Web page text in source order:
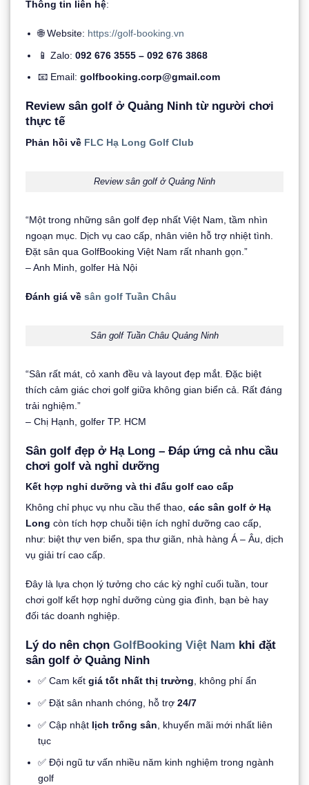
Thông tin liên hệ:
🌐 Website: https://golf-booking.vn
📱 Zalo:092 676 3555 – 092 676 3868
📧 Email:golfbooking.corp@gmail.com
Review sân golf ở Quảng Ninh từ người chơi
thực tế
Phản hồi về FLC Hạ Long Golf Club
Review sân golf ở Quảng Ninh
“Một trong những sân golf đẹp nhất Việt Nam, tầm nhìn
ngoạn mục. Dịch vụ cao cấp, nhân viên hỗ trợ nhiệt tình.
Đặt sân qua GolfBooking Việt Nam rất nhanh gọn.”
– Anh Minh, golfer Hà Nội
Đánh giá về sân golf Tuần Châu
Sân golf Tuần Châu Quảng Ninh
“Sân rất mát, cỏ xanh đều và layout đẹp mắt. Đặc biệt
thích cảm giác chơi golf giữa không gian biển cả. Rất đáng
trải nghiệm.”
– Chị Hạnh, golfer TP. HCM
Sân golf đẹp ở Hạ Long – Đáp ứng cả nhu cầu
chơi golf và nghỉ dưỡng
Kết hợp nghỉ dưỡng và thi đấu golf cao cấp
Không chỉ phục vụ nhu cầu thể thao, các sân golf ở Hạ
Long còn tích hợp chuỗi tiện ích nghỉ dưỡng cao cấp,
như: biệt thự ven biển, spa thư giãn, nhà hàng Á – Âu, dịch
vụ giải trí cao cấp.
Đây là lựa chọn lý tưởng cho các kỳ nghỉ cuối tuần, tour
chơi golf kết hợp nghỉ dưỡng cùng gia đình, bạn bè hay
đối tác doanh nghiệp.
Lý do nên chọn GolfBooking Việt Nam khi đặt
sân golf ở Quảng Ninh
✅ Cam kếtgiá tốt nhất thị trường, không phí ẩn
✅ Đặt sân nhanh chóng, hỗ trợ24/7
✅ Cập nhật lịch trống sân , khuyến mãi mới nhất liên
tục
✅ Đội ngũ tư vấn nhiều năm kinh nghiệm trong ngành
golf